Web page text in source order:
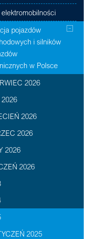
pojazdów
i silników
w Polsce
2026
2026
2026
2026
2026
2025